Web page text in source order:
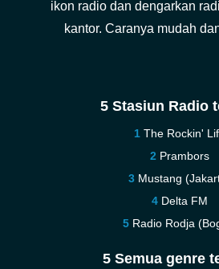
ikon radio dan dengarkan
kantor. Caranya mudah
5 Stasiun Radio
The Rockin'
Prambors
Mustang
Delta FM
Radio Rodja
5 Semua genre